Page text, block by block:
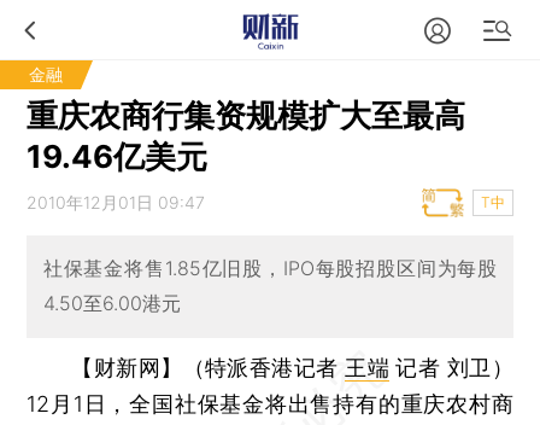
金融
重庆农商行集资规模扩大至最高
19.46亿美元
2010年12月01日 09:47 T中
社保基金将售1.85亿旧股，IPO每股招股区间为每股
4.50至6.00港元
【财新网】（特派香港记者 王端记者 刘卫）
12月1日，全国社保基金将出售持有的重庆农村商